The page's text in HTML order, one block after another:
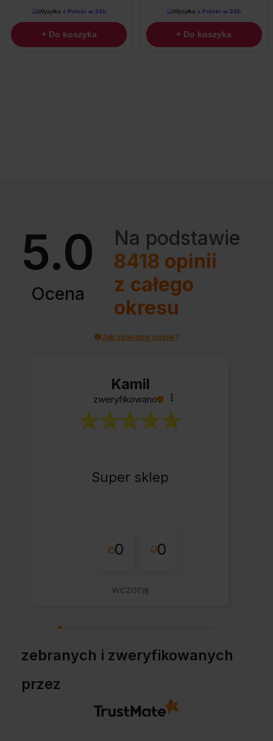
Wysyłka z Polski w 24h
+ Do koszyka
Wysyłka z Polski w 24h
+ Do koszyka
5.0
Ocena
Na podstawie
8418 opinii
z całego
okresu
Jak zbieramy opinie?
Kamil
zweryfikowano
Super sklep
0 0
wczoraj
zebranych i zweryfikowanych
przez